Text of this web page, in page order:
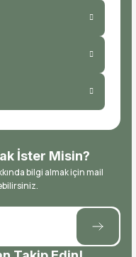
İster Misin?
bilgi almak için mail